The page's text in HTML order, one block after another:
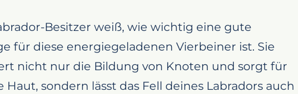
Besitzer weiß, wie wichtig eine gute
für diese energiegeladenen Vierbeiner ist. Sie
nicht nur die Bildung von Knoten und sorgt für
Haut, sondern lässt das Fell deines Labradors auch